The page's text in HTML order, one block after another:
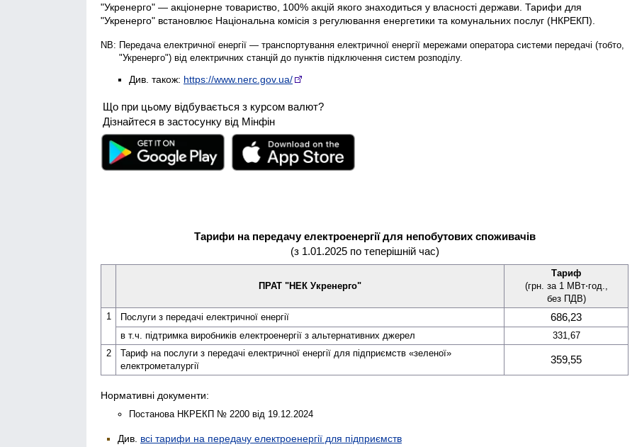
"Укренерго" — акціонерне товариство, 100% акцій якого знаходиться у власності держави. Тарифи для
"Укренерго" встановлює Національна комісія з регулювання енергетики та комунальних послуг (НКРЕКП).
Передача електричної енергії — транспортування електричної енергії мережами оператора системи передачі (тобто,
"Укренерго") від електричних станцій до пунктів підключення систем розподілу.
Див. також: https://www.nerc.gov.ua/
Що при цьому відбувається з курсом валют?
Дізнайтеся в застосунку від Мінфін
Тарифи на передачу електроенергії для непобутових споживачів
(з 1.01.2025 по теперішній час)
ПРАТ "НЕК Укренерго"
Тариф
(грн. за 1 МВт⋅год.,
без ПДВ)
1
Послуги з передачі електричної енергії 686,23
в т.ч. підтримка виробників електроенергії з альтернативних джерел
331,67
2
Тариф на послуги з передачі електричної енергії для підприємств «зеленої»
електрометалургії
359,55
Нормативні документи:
Постанова НКРЕКП № 2200 від 19.12.2024
Див. всі тарифи на передачу електроенергії для підприємств